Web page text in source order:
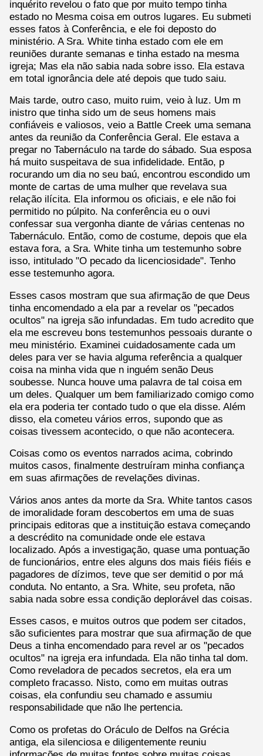
inquérito revelou o fato que por muito tempo tinha
estado no Mesma coisa em outros lugares. Eu submeti
esses fatos à Conferência, e ele foi deposto do
ministério. A Sra. White tinha estado com ele em
reuniões durante semanas e tinha estado na mesma
igreja; Mas ela não sabia nada sobre isso. Ela estava
em total ignorância dele até depois que tudo saiu.
Mais tarde, outro caso, muito ruim, veio à luz. Um m
inistro que tinha sido um de seus homens mais
confiáveis e valiosos, veio a Battle Creek uma semana
antes da reunião da Conferência Geral. Ele estava a
pregar no Tabernáculo na tarde do sábado. Sua esposa
há muito suspeitava de sua infidelidade. Então, p
rocurando um dia no seu baú, encontrou escondido um
monte de cartas de uma mulher que revelava sua
relação ilícita. Ela informou os oficiais, e ele não foi
permitido no púlpito. Na conferência eu o ouvi
confessar sua vergonha diante de várias centenas no
Tabernáculo. Então, como de costume, depois que ela
estava fora, a Sra. White tinha um testemunho sobre
isso, intitulado "O pecado da licenciosidade". Tenho
esse testemunho agora.
Esses casos mostram que sua afirmação de que Deus
tinha encomendado a ela par a revelar os "pecados
ocultos" na igreja são infundadas. Em tudo acredito que
ela me escreveu bons testemunhos pessoais durante o
meu ministério. Examinei cuidadosamente cada um
deles para ver se havia alguma referência a qualquer
coisa na minha vida que n inguém senão Deus
soubesse. Nunca houve uma palavra de tal coisa em
um deles. Qualquer um bem familiarizado comigo como
ela era poderia ter contado tudo o que ela disse. Além
disso, ela cometeu vários erros, supondo que as
coisas tivessem acontecido, o que não acontecera.
Coisas como os eventos narrados acima, cobrindo
muitos casos, finalmente destruíram minha confiança
em suas afirmações de revelações divinas.
Vários anos antes da morte da Sra. White tantos casos
de imoralidade foram descobertos em uma de suas
principais editoras que a instituição estava começando
a descrédito na comunidade onde ele estava
localizado. Após a investigação, quase uma pontuação
de funcionários, entre eles alguns dos mais fiéis fiéis e
pagadores de dízimos, teve que ser demitid o por má
conduta. No entanto, a Sra. White, seu profeta, não
sabia nada sobre essa condição deplorável das coisas.
Esses casos, e muitos outros que podem ser citados,
são suficientes para mostrar que sua afirmação de que
Deus a tinha encomendado para revel ar os "pecados
ocultos" na igreja era infundada. Ela não tinha tal dom.
Como reveladora de pecados secretos, ela era um
completo fracasso. Nisto, como em muitas outras
coisas, ela confundiu seu chamado e assumiu
responsabilidade que não lhe pertencia.
Como os profetas do Oráculo de Delfos na Grécia
antiga, ela silenciosa e diligentemente reuniu